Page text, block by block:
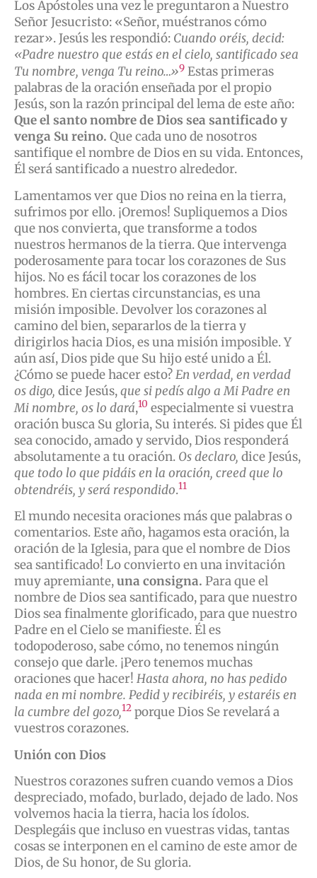
Los Apóstoles una vez le preguntaron a Nuestro
Señor Jesucristo: «Señor, muéstranos cómo
rezar». Jesús les respondió: Cuando oréis, decid:
«Padre nuestro que estás en el cielo, santificado sea
Tu nombre, venga Tu reino…»9 Estas primeras
palabras de la oración enseñada por el propio
Jesús, son la razón principal del lema de este año:
Que el santo nombre de Dios sea santificado y
venga Su reino. Que cada uno de nosotros
santifique el nombre de Dios en su vida. Entonces,
Él será santificado a nuestro alrededor.
Lamentamos ver que Dios no reina en la tierra,
sufrimos por ello. ¡Oremos! Supliquemos a Dios
que nos convierta, que transforme a todos
nuestros hermanos de la tierra. Que intervenga
poderosamente para tocar los corazones de Sus
hijos. No es fácil tocar los corazones de los
hombres. En ciertas circunstancias, es una
misión imposible. Devolver los corazones al
camino del bien, separarlos de la tierra y
dirigirlos hacia Dios, es una misión imposible. Y
aún así, Dios pide que Su hijo esté unido a Él.
¿Cómo se puede hacer esto?En verdad, en verdad
os digo, dice Jesús,que si pedís algo a Mi Padre en
Mi nombre, os lo dará,10 especialmente si vuestra
oración busca Su gloria, Su interés. Si pides que Él
sea conocido, amado y servido, Dios responderá
absolutamente a tu oración. Os declaro, dice Jesús,
que todo lo que pidáis en la oración, creed que lo
obtendréis, y será respondido.11
El mundo necesita oraciones más que palabras o
comentarios. Este año, hagamos esta oración, la
oración de la Iglesia, para que el nombre de Dios
sea santificado! Lo convierto en una invitación
muy apremiante,una consigna. Para que el
nombre de Dios sea santificado, para que nuestro
Dios sea finalmente glorificado, para que nuestro
Padre en el Cielo se manifieste. Él es
todopoderoso, sabe cómo, no tenemos ningún
consejo que darle. ¡Pero tenemos muchas
oraciones que hacer! Hasta ahora, no has pedido
nada en mi nombre. Pedid y recibiréis, y estaréis en
la cumbre del gozo,12 porque Dios Se revelará a
vuestros corazones.
Unión con Dios
Nuestros corazones sufren cuando vemos a Dios
despreciado, mofado, burlado, dejado de lado. Nos
volvemos hacia la tierra, hacia los ídolos.
Desplegáis que incluso en vuestras vidas, tantas
cosas se interponen en el camino de este amor de
Dios, de Su honor, de Su gloria.